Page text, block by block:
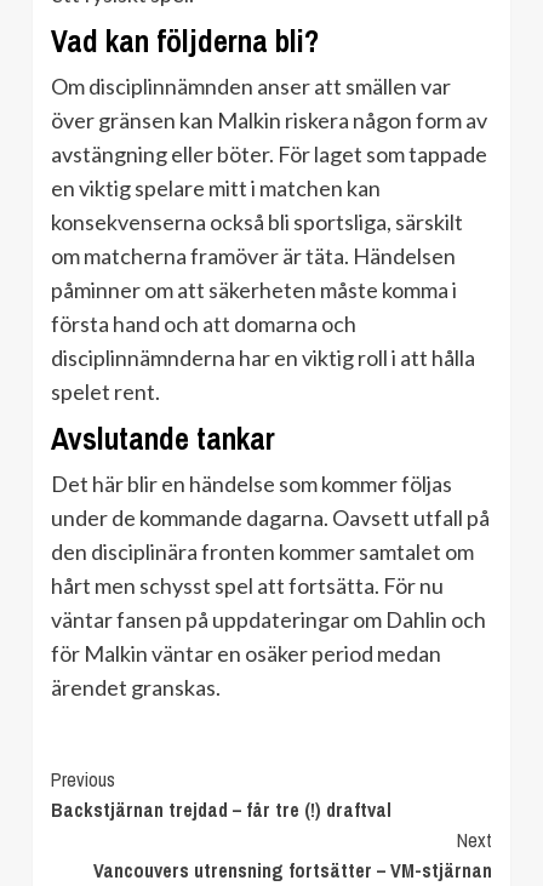
Vad kan följderna bli?
Om disciplinnämnden anser att smällen var
över gränsen kan Malkin riskera någon form av
avstängning eller böter. För laget som tappade
en viktig spelare mitt i matchen kan
konsekvenserna också bli sportsliga, särskilt
om matcherna framöver är täta. Händelsen
påminner om att säkerheten måste komma i
första hand och att domarna och
disciplinnämnderna har en viktig roll i att hålla
spelet rent.
Avslutande tankar
Det här blir en händelse som kommer följas
under de kommande dagarna. Oavsett utfall på
den disciplinära fronten kommer samtalet om
hårt men schysst spel att fortsätta. För nu
väntar fansen på uppdateringar om Dahlin och
för Malkin väntar en osäker period medan
ärendet granskas.
Continue
Reading
Previous
Backstjärnan trejdad – får tre (!) draftval
Next
Vancouvers utrensning fortsätter – VM-stjärnan